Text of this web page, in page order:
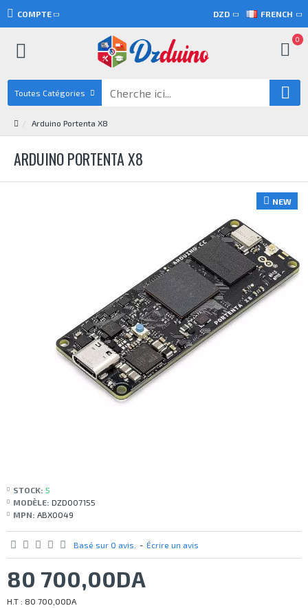
COMPTE DZD FRENCH
0
Toutes Catégories
Arduino Portenta X8
ARDUINO PORTENTA X8
NEW
STOCK: 5
MODÈLE: DZD007155
MPN: ABX0049
Basé sur 0 avis. - Écrire un avis
80 700,00DA
H.T : 80 700,00DA